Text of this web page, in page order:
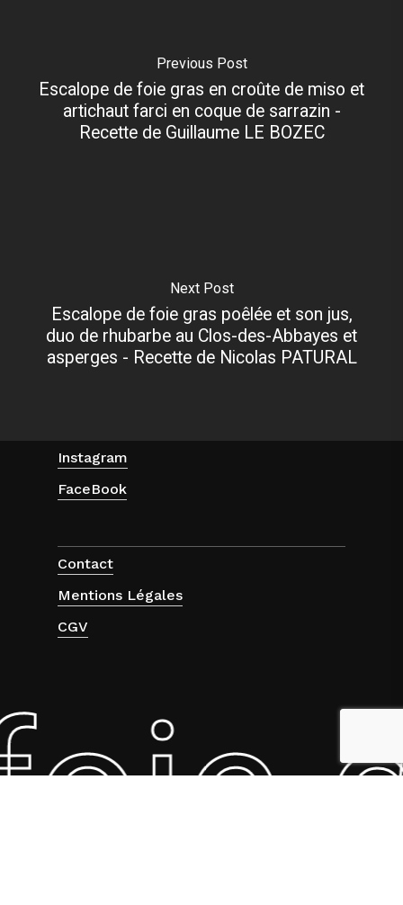
Previous Post
Escalope de foie gras en croûte de miso et
artichaut farci en coque de sarrazin -
Recette de Guillaume LE BOZEC
Next Post
Escalope de foie gras poêlée et son jus,
duo de rhubarbe au Clos-des-Abbayes et
asperges - Recette de Nicolas PATURAL
Instagram
FaceBook
Contact
Mentions Légales
CGV